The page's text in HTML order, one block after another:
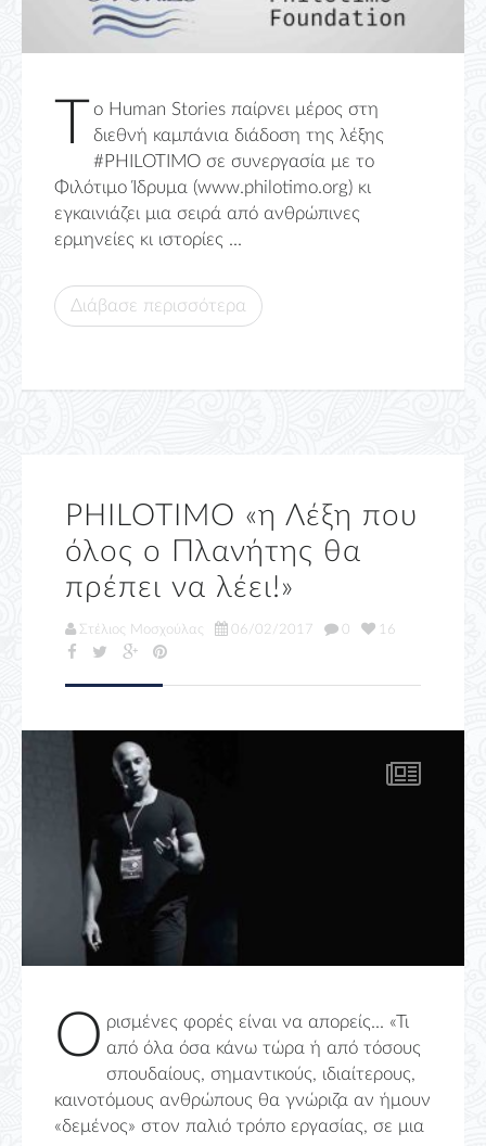
Τ ο Human Stories παίρνει μέρος στη
διεθνή καμπάνια διάδοση της λέξης
#PHILOTIMO σε συνεργασία με το
Φιλότιμο Ίδρυμα (www.philotimo.org) κι
εγκαινιάζει μια σειρά από ανθρώπινες
ερμηνείες κι ιστορίες ...
Διάβασε περισσότερα
PHILOTIMO «η Λέξη που
όλος ο Πλανήτης θα
πρέπει να λέει!»
Στέλιος Μοσχούλας 06/02/2017 0 16
Ο ρισμένες φορές είναι να απορείς... «Τι
από όλα όσα κάνω τώρα ή από τόσους
σπουδαίους, σημαντικούς, ιδιαίτερους,
καινοτόμους ανθρώπους θα γνώριζα αν ήμουν
«δεμένος» στον παλιό τρόπο εργασίας, σε μια